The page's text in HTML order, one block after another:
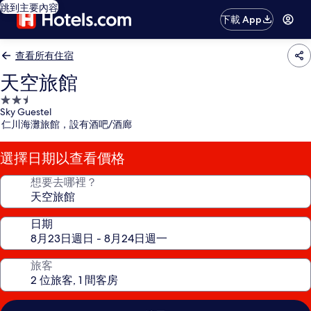
跳到主要內容
下載 App
查看所有住宿
天空旅館
2.5
星
級
住
宿
Sky Guestel
仁川海灘旅館，設有酒吧/酒廊
選擇日期以查看價格
想要去哪裡？
日期
旅客